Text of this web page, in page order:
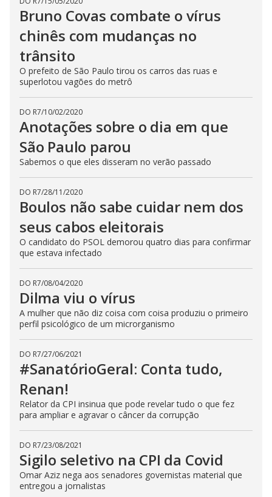
Bruno Covas combate o vírus
chinês com mudanças no
trânsito
O prefeito de São Paulo tirou os carros das ruas e
superlotou vagões do metrô
DO R7/10/02/2020
Anotações sobre o dia em que
São Paulo parou
Sabemos o que eles disseram no verão passado
DO R7/28/11/2020
Boulos não sabe cuidar nem dos
seus cabos eleitorais
O candidato do PSOL demorou quatro dias para confirmar
que estava infectado
DO R7/08/04/2020
Dilma viu o vírus
A mulher que não diz coisa com coisa produziu o primeiro
perfil psicológico de um microrganismo
DO R7/27/06/2021
#SanatórioGeral: Conta tudo,
Renan!
Relator da CPI insinua que pode revelar tudo o que fez
para ampliar e agravar o câncer da corrupção
DO R7/23/08/2021
Sigilo seletivo na CPI da Covid
Omar Aziz nega aos senadores governistas material que
entregou a jornalistas